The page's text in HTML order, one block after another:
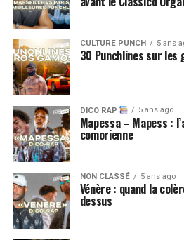
CULTURE PUNCH 5 ans
30 Punchlines sur les
DICO RAP 5 ans ago
Mapessa – Mapess :
comorienne
NON CLASSÉ 5 ans ago
Vénère : quand la
dessus